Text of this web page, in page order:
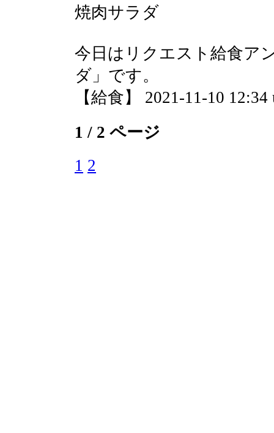
焼肉サラダ
今日はリクエスト給食ア
ダ」です。
【給食】 2021-11-10 12:34
1 / 2 ページ
1 2